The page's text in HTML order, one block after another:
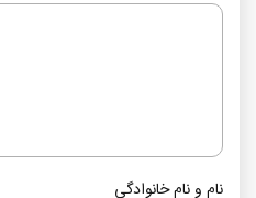
نام و نام خانوادگی